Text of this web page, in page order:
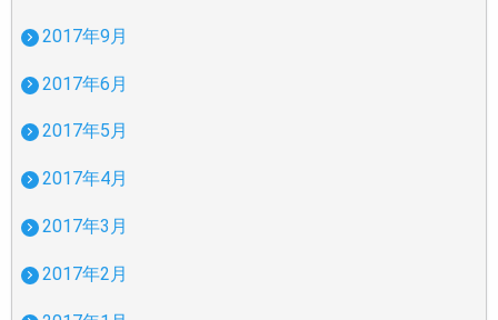
2017年9月
2017年6月
2017年5月
2017年4月
2017年3月
2017年2月